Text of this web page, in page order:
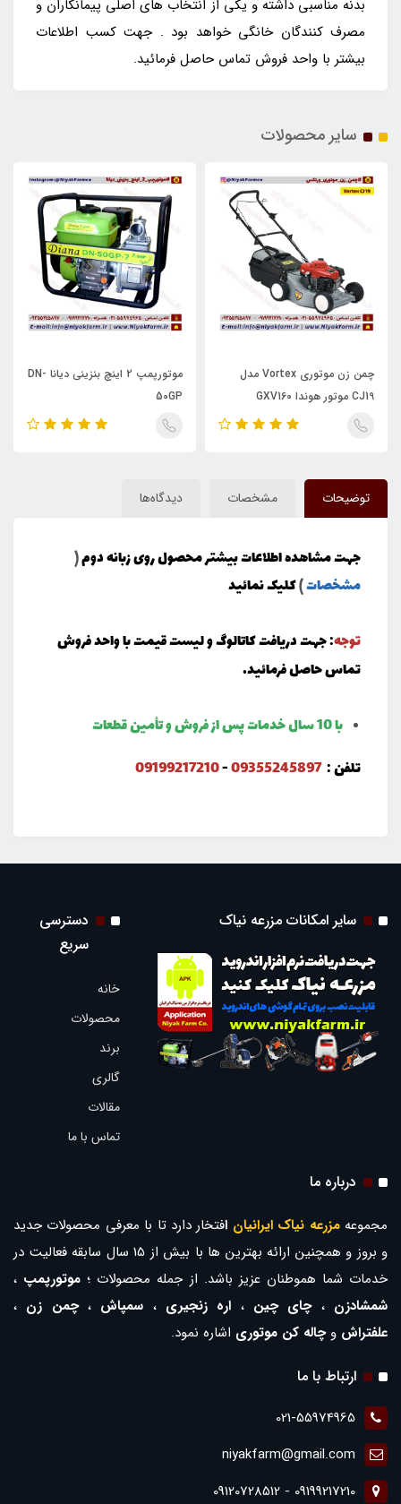
بدنه مناسبی داشته و یکی از انتخاب های اصلی پیمانکاران و
مصرف کنندگان خانگی خواهد بود . جهت کسب اطلاعات
بیشتر با واحد فروش تماس حاصل فرمائید.
سایر محصولات
چمن زن موتوری Vortex مدل
CJ19 موتور هوندا GXV160
موتورپمپ 2 اینچ بنزینی دیانا DN-
50GP
توضیحات مشخصات دیدگاه‌ها
جهت مشاهده اطلاعات بیشتر محصول روی زبانه دوم(
مشخصات)کلیک نمائید
توجه: جهت دریافت کاتالوگ و لیست قیمت با واحد فروش
تماس حاصل فرمائید.
با 10 سال خدمات پس از فروش و تأمین قطعات
تلفن :09355245897
-
09199217210
سایر امکانات مزرعه نیاک
دسترسی
سریع
خانه
محصولات
برند
گالری
مقالات
تماس با ما
درباره ما
مجموعهمزرعه نیاک ایرانیان افتخار دارد تا با معرفی محصولات جدید
و بروز و همچنین ارائه بهترین ها با بیش از 15 سال سابقه فعالیت در
خدمات شما هموطنان عزیز باشد. از جمله محصولات ؛ موتورپمپ ،
شمشادزن ،چای چین ، اره زنجیری ، سمپاش ،چمن زن ،
علفتراش وچاله کن موتوری اشاره نمود.
ارتباط با ما
021-55974965
niyakfarm@gmail.com
09199217210 - 09120728512